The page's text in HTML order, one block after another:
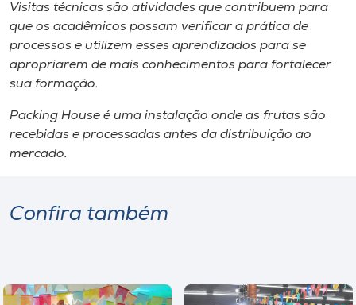
Visitas técnicas são atividades que contribuem para
que os acadêmicos possam verificar a prática de
processos e utilizem esses aprendizados para se
apropriarem de mais conhecimentos para fortalecer
sua formação.
Packing House é uma instalação onde as frutas são
recebidas e processadas antes da distribuição ao
mercado.
Confira também